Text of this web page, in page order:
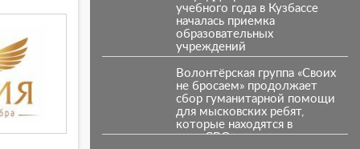
учебного года в Кузбассе
началась приемка
образовательных
учреждений
Волонтёрская группа «Своих
не бросаем» продолжает
сбор гуманитарной помощи
для мысковских ребят,
которые находятся в
зоне СВО